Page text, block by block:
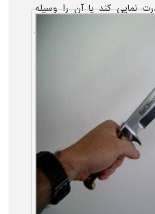
نمایی کند یا آن را وسیله